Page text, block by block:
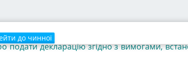
до чинної
повідомлення або декларації замовник
подати декларацію згідно з вимогами,